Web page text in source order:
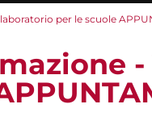
per le scuole